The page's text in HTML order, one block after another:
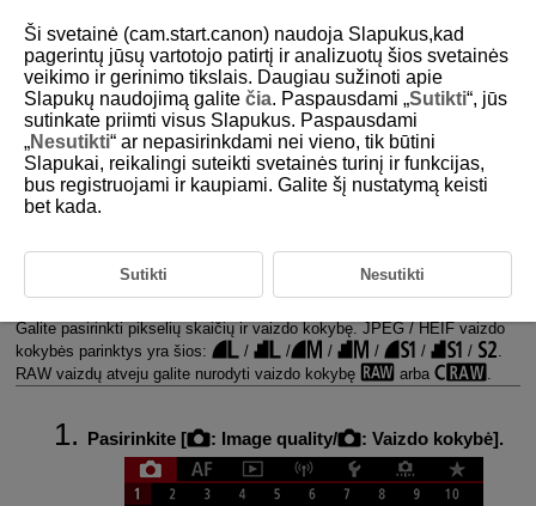
D180-054
Vaizdo kokybė
RAW vaizdai
Vaizdų kokybės nustatymo vadovas
Galite pasirinkti pikselių skaičių ir vaizdo kokybę. JPEG / HEIF vaizdo
kokybės parinktys yra šios:
/ / / / / /
RAW vaizdų atveju galite nurodyti vaizdo kokybę
arba
Pasirinkite [ : Image quality/ : Vaizdo kokybė].
Ši svetainė (cam.start.canon) naudoja Slapukus,kad
pagerintų jūsų vartotojo patirtį ir analizuotų šios svetainės
veikimo ir gerinimo tikslais. Daugiau sužinoti apie
Slapukų naudojimą galite čia. Paspausdami „Sutikti“, jūs
sutinkate priimti visus Slapukus. Paspausdami
„Nesutikti“ ar nepasirinkdami nei vieno, tik būtini
Slapukai, reikalingi suteikti svetainės turinį ir funkcijas,
bus registruojami ir kaupiami. Galite šį nustatymą keisti
bet kada.
Sutikti Nesutikti